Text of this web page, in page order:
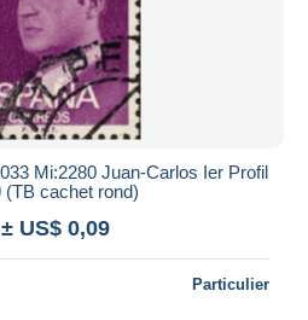
Mi:2280 Juan-Carlos Ier Profil
(TB cachet rond)
± US$ 0,09
Particulier